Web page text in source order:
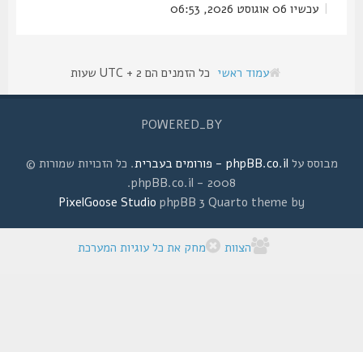
עכשיו 06 אוגוסט 2026, 06:53
עמוד ראשי כל הזמנים הם UTC + 2 שעות
POWERED_BY
מבוסס עלphpBB.co.il - פורומים בעברית
. כל הזכויות שמורות ©
2008 - phpBB.co.il.
phpBB 3 Quarto theme by
PixelGoose Studio
הצוות מחק את כל עוגיות המערכת